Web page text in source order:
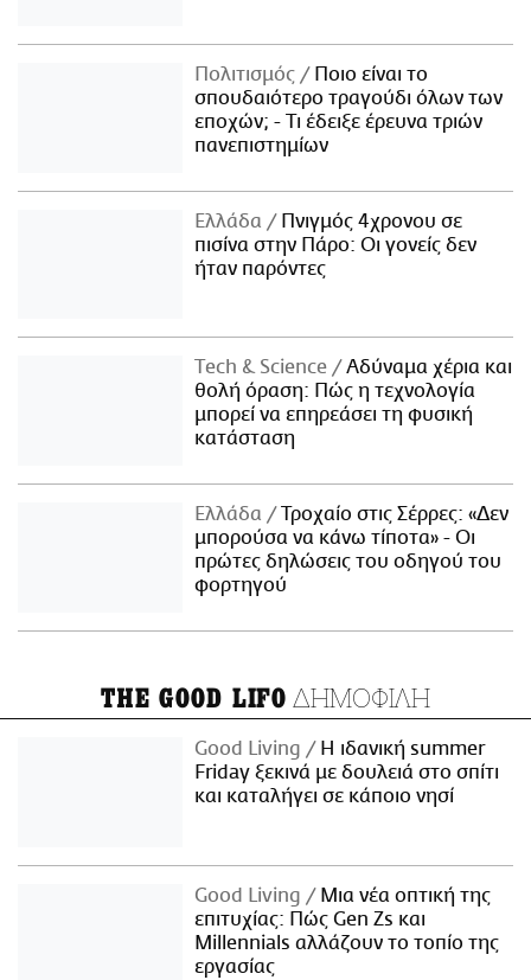
Πολιτισμός
Ποιο είναι το
σπουδαιότερο τραγούδι όλων των
εποχών; - Τι έδειξε έρευνα τριών
πανεπιστημίων
Ελλάδα
Πνιγμός 4χρονου σε
πισίνα στην Πάρο: Οι γονείς δεν
ήταν παρόντες
Τech & Science
Αδύναμα χέρια και
θολή όραση: Πώς η τεχνολογία
μπορεί να επηρεάσει τη φυσική
κατάσταση
Ελλάδα
Τροχαίο στις Σέρρες: «Δεν
μπορούσα να κάνω τίποτα» - Οι
πρώτες δηλώσεις του οδηγού του
φορτηγού
THE GOOD LIFO ΔΗΜΟΦΙΛΗ
Good Living
Η ιδανική summer
Friday ξεκινά με δουλειά στο σπίτι
και καταλήγει σε κάποιο νησί
Good Living
Μια νέα οπτική της
επιτυχίας: Πώς Gen Zs και
Millennials αλλάζουν το τοπίο της
εργασίας